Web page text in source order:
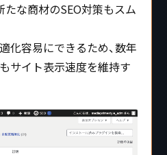
たな商材のSEO対策もスム
化容易にできるため、数年
サイト表示速度を維持す